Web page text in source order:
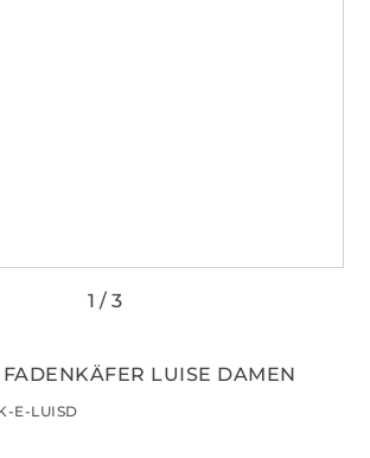
LUISE DAMEN
E-LUISD